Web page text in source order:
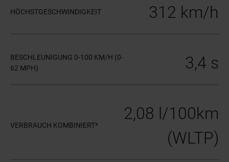
HÖCHSTGESCHWINDIGKEIT 312 km/h
BESCHLEUNIGUNG 0-100 KM/H (0-
62 MPH)
3,4 s
VERBRAUCH KOMBINIERT*
2,08 l/100km
(WLTP)